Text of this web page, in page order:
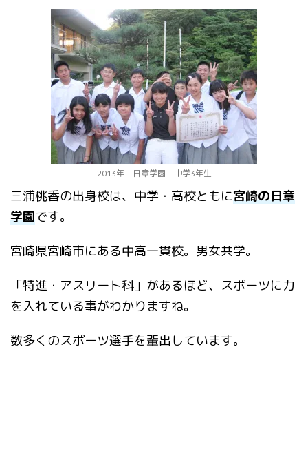
2013年 日章学園 中学3年生
三浦桃香の出身校は、中学・高校ともに宮崎の日章
学園です。
宮崎県宮崎市にある中高一貫校。男女共学。
「特進・アスリート科」があるほど、スポーツに力
を入れている事がわかりますね。
数多くのスポーツ選手を輩出しています。